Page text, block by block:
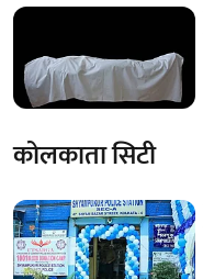
कोलकाता सिटी